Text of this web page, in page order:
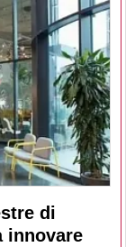
di
innovare